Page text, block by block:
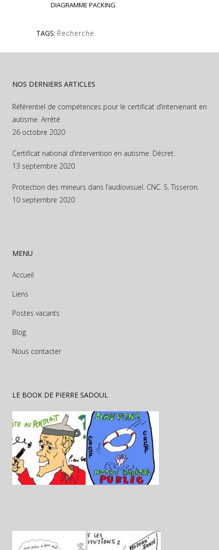
DIAGRAMME PACKING
TAGS: Recherche
NOS DERNIERS ARTICLES
Référentiel de compétences pour le certificat d’intervenant en
autisme. Arrêté
26 octobre 2020
Certificat national d’intervention en autisme. Décret.
13 septembre 2020
Protection des mineurs dans l’audiovisuel. CNC. S. Tisseron.
10 septembre 2020
MENU
Accueil
Liens
Postes vacants
Blog
Nous contacter
LE BOOK DE PIERRE SADOUL